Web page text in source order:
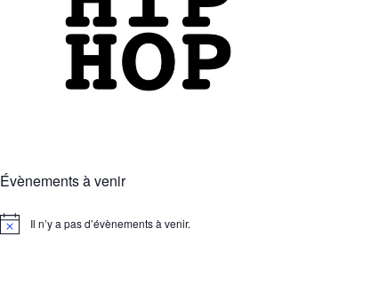
Évènements à venir
N
Il n’y a pas d’évènements à venir.